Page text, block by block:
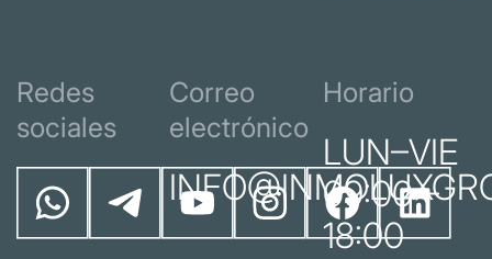
Redes
sociales
Correo
electrónico
Horario
LUN–VIE
09:00 –
18:00